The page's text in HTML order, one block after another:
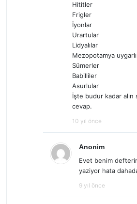
Hititler
Frigler
İyonlar
Urartular
Lidyalılar
Mezopotamya
Sümerler
Babilliler
Asurlular
İşte budur kadar
cevap.
10 yıl önce
Anonim
Evet benim
yaziyor hata
9 yıl önce